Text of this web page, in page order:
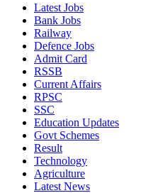
Latest Jobs
Bank Jobs
Railway
Defence Jobs
Admit Card
RSSB
Current Affairs
RPSC
SSC
Education Updates
Govt Schemes
Result
Technology
Agriculture
Latest News